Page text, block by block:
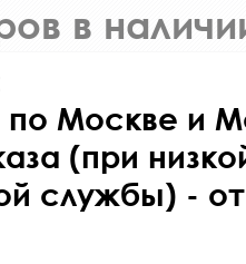
в
Москве и
(при
службы) -